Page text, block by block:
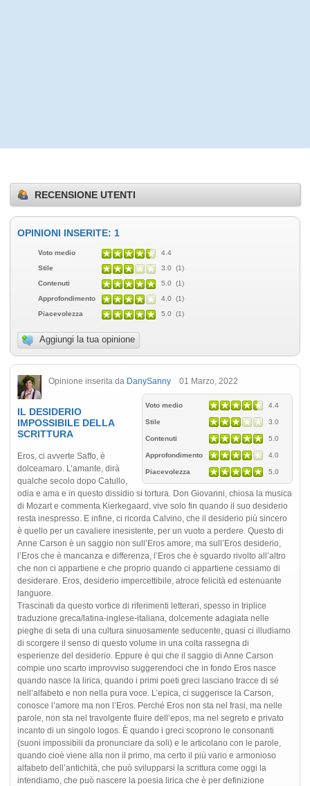
RECENSIONE UTENTI
OPINIONI INSERITE: 1
Voto medio
4.4
Stile
3.0 (1)
Contenuti
5.0 (1)
Approfondimento
4.0 (1)
Piacevolezza
5.0 (1)
Aggiungi la tua opinione
Opinione inserita da DanySanny 01 Marzo, 2022
Voto medio 4.4
Stile 3.0
Contenuti 5.0
Approfondimento 4.0
Piacevolezza 5.0
IL DESIDERIO
IMPOSSIBILE DELLA
SCRITTURA
Eros, ci avverte Saffo, è
dolceamaro. L’amante, dirà
qualche secolo dopo Catullo,
odia e ama e in questo dissidio si tortura. Don Giovanni, chiosa la musica
di Mozart e commenta Kierkegaard, vive solo fin quando il suo desiderio
resta inespresso. E infine, ci ricorda Calvino, che il desiderio più sincero
è quello per un cavaliere inesistente, per un vuoto a perdere. Questo di
Anne Carson è un saggio non sull’Eros amore, ma sull’Eros desiderio,
l’Eros che è mancanza e differenza, l’Eros che è sguardo rivolto all’altro
che non ci appartiene e che proprio quando ci appartiene cessiamo di
desiderare. Eros, desiderio impercettibile, atroce felicità ed estenuante
languore.
Trascinati da questo vortice di riferimenti letterari, spesso in triplice
traduzione greca/latina-inglese-italiana, dolcemente adagiata nelle
pieghe di seta di una cultura sinuosamente seducente, quasi ci illudiamo
di scorgere il senso di questo volume in una colta rassegna di
esperienze del desiderio. Eppure è qui che il saggio di Anne Carson
compie uno scarto improvviso suggerendoci che in fondo Eros nasce
quando nasce la lirica, quando i primi poeti greci lasciano tracce di sé
nell’alfabeto e non nella pura voce. L’epica, ci suggerisce la Carson,
conosce l’amore ma non l’Eros. Perché Eros non sta nel frasi, ma nelle
parole, non sta nel travolgente fluire dell’epos, ma nel segreto e privato
incanto di un singolo logos. È quando i greci scoprono le consonanti
(suoni impossibili da pronunciare da soli) e le articolano con le parole,
quando cioè viene alla non il primo, ma certo il più vario e armonioso
alfabeto dell’antichità, che può svilupparsi la scrittura come oggi la
intendiamo, che può nascere la poesia lirica che è per definizione